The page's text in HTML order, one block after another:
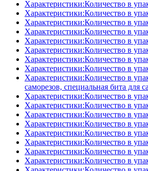
Характеристики:Количество в
Характеристики:Количество в
Характеристики:Количество в
Характеристики:Количество в
Характеристики:Количество в
Характеристики:Количество в
Характеристики:Количество в
Характеристики:Количество в
Характеристики:Количество в
саморезов, специальная бита для
Характеристики:Количество в
Характеристики:Количество в
Характеристики:Количество в
Характеристики:Количество в
Характеристики:Количество в
Характеристики:Количество в
Характеристики:Количество в
Характеристики:Количество в